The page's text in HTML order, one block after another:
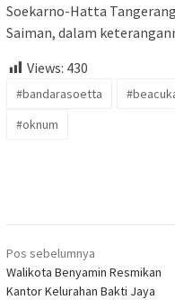
Soekarno-Hatta
Saiman, dalam
Views: 430
#bandarasoetta
#oknum
Navigasi
pos
Pos sebelumnya
Walikota Benyamin Resmikan
Kantor Kelurahan Bakti Jaya